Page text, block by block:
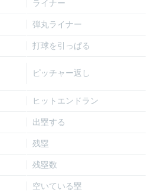
ライナー
弾丸ライナー
打球を引っぱる
ピッチャー返し
ヒットエンドラン
出塁する
残塁
残塁数
空いている塁